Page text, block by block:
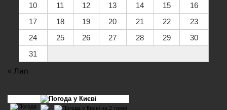
10
11 12 13 14 15
16
17
18 19 20 21 22
23
24
25 26 27 28 29
30
31
« Лип